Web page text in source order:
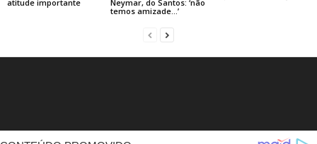
atitude importante
Neymar, do Santos: ‘não
temos amizade…’